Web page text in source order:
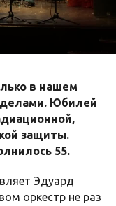
в нашем
Юбилей
защиты.
55.
Эдуард
оркестр не раз